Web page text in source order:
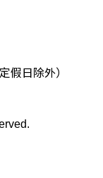
假日除外）